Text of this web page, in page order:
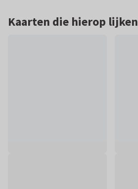
Kaarten die hierop lijken